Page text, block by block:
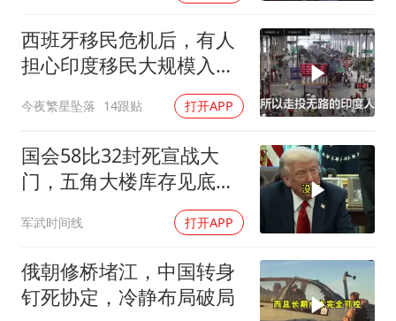
西班牙移民危机后，有人
担心印度移民大规模入侵
今夜繁星坠落 14跟贴 打开APP
国会58比32封死宣战大
门，五角大楼库存见底，
特朗普叫停打伊朗那晚发
生了什么
军武时间线 打开APP
俄朝修桥堵江，中国转身
钉死协定，冷静布局破局